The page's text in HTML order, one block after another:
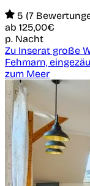
5 (7
ab 125,00€
p. Nacht
Zu Inserat große
Fehmarn,
zum Meer